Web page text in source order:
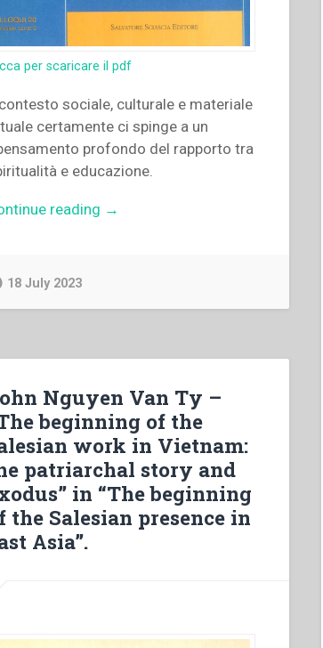
per scaricare il pdf
sociale, culturale e materiale
certamente ci spinge a un
profondo del rapporto tra
e educazione.
reading “Michele
“Colloqui
sulla
Vita
Salesiana
20””
→
18 July 2023
Nguyen Van Ty –
beginning of the
work in Vietnam:
patriarchal story and
in “The beginning
the Salesian presence in
Asia”.